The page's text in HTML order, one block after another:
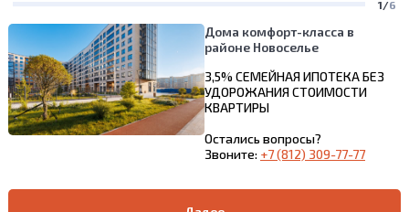
1/6
Дома комфорт-класса в
районе Новоселье
3,5% СЕМЕЙНАЯ ИПОТЕКА БЕЗ
УДОРОЖАНИЯ СТОИМОСТИ
КВАРТИРЫ
Остались вопросы?
Звоните: +7 (812) 309-77-77